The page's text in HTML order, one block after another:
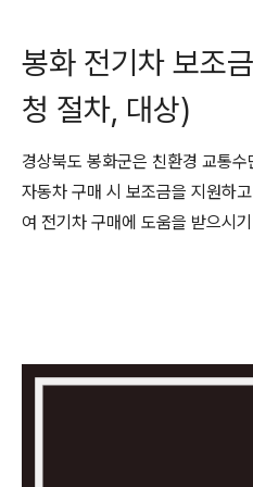
봉화 전기차 보조
청 절차, 대상)
경상북도 봉화군은 친환경 교통
자동차 구매 시 보조금을 지원하
여 전기차 구매에 도움을 받으시